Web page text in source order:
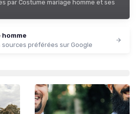
par Costume mariage homme et ses
homme
préférées sur Google